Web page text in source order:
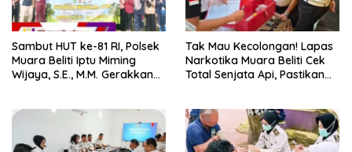
Sambut HUT ke-81 RI, Polsek
Muara Beliti Iptu Miming
Wijaya, S.E., M.M. Gerakkan
Tak Mau Kecolongan! Lapas
Narkotika Muara Beliti Cek
Total Senjata Api, Pastikan